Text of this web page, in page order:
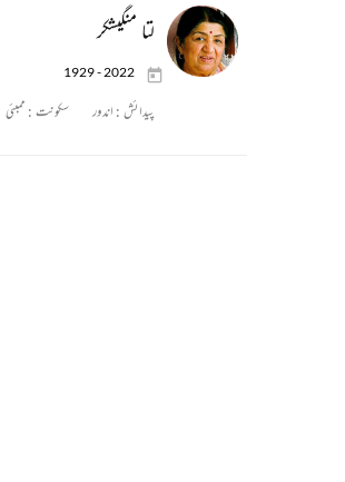
لتا منگیشکر
1929 - 2022
پیدائش : اندور سکونت : ممبئی